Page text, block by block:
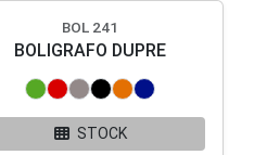
BOL 241
BOLIGRAFO DUPRE
STOCK